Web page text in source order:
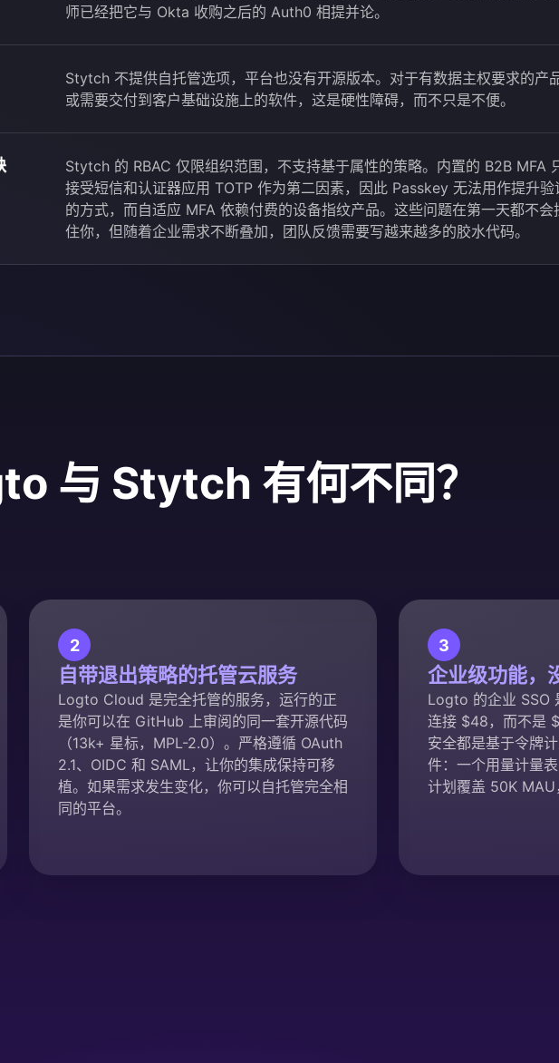
师已经把它与 Okta 收购之后的 Auth0 相提并论。
Stytch 不提供自托管选项，平台也没有开源版本。对于有数据主权要求的产品
或需要交付到客户基础设施上的软件，这是硬性障碍，而不只是不便。
Stytch 的 RBAC 仅限组织范围，不支持基于属性的策略。内置的 B2B MFA
接受短信和认证器应用 TOTP 作为第二因素，因此 Passkey 无法用作提升验
的方式，而自适应 MFA 依赖付费的设备指纹产品。这些问题在第一天都不会
住你，但随着企业需求不断叠加，团队反馈需要写越来越多的胶水代码。
与 Stytch 有何不同？
2
自带退出策略的托管云服务
Logto Cloud 是完全托管的服务，运行的正
是你可以在 GitHub 上审阅的同一套开源代码
（13k+ 星标，MPL-2.0）。严格遵循 OAuth
2.1、OIDC 和 SAML，让你的集成保持可移
植。如果需求发生变化，你可以自托管完全相
同的平台。
3
企业级功能，
Logto 的企业 SSO
连接 $48，而不是
安全都是基于令牌
件：一个用量计量
计划覆盖 50K MAU